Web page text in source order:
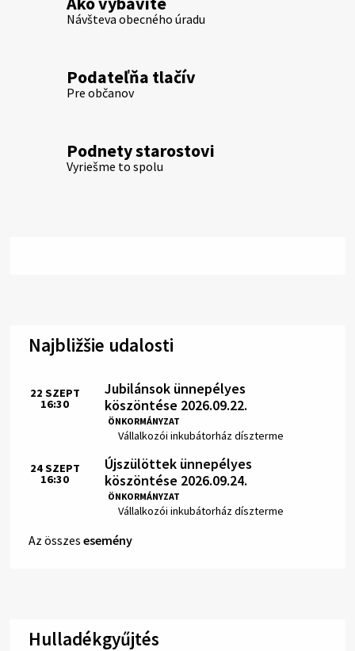
Návšteva obecného úradu
Podateľňa tlačív
Pre občanov
Podnety starostovi
Vyriešme to spolu
Najbližšie udalosti
Jubilánsok ünnepélyes
köszöntése 2026.09.22.
ÖNKORMÁNYZAT
Hely:
Vállalkozói inkubátorház díszterme
Idő:
22 SZEPT
16:30
Újszülöttek ünnepélyes
köszöntése 2026.09.24.
ÖNKORMÁNYZAT
Hely:
Vállalkozói inkubátorház díszterme
Idő:
24SZEPT
16:30
Az összes esemény
Hulladékgyűjtés